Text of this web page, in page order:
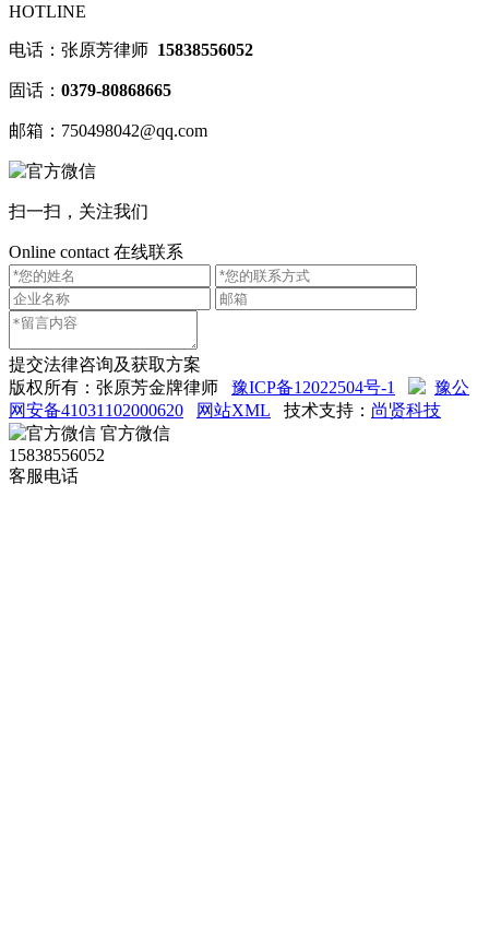
HOTLINE
电话：张原芳律师 15838556052
固话： 0379-80868665
邮箱：750498042@qq.com
扫一扫，关注我们
Online contact 在线联系
提交法律咨询及获取方案
版权所有：张原芳金牌律师 豫ICP备12022504号-1
豫公
网安备41031102000620
网站XML 技术支持： 尚贤科技
官方微信
15838556052
客服电话